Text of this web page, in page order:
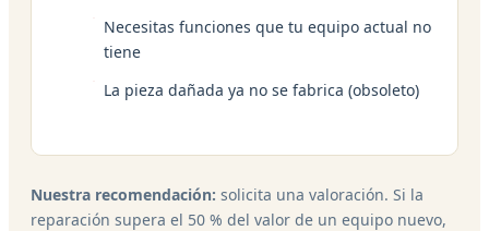
Necesitas funciones que tu equipo actual no
tiene
La pieza dañada ya no se fabrica (obsoleto)
Nuestra recomendación: solicita una valoración. Si la
reparación supera el 50 % del valor de un equipo nuevo,